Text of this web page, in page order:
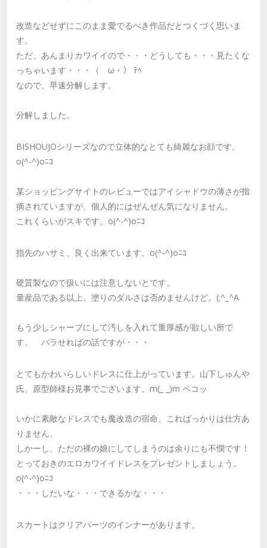
改造などせずにこのまま愛でるべき作品だとつくづく思いま
す。
ただ、あんまりカワイイので・・・どうしても・・・見たくな
っちゃいます・・・（ゝω・） ﾃﾍ
なので、早速分解します。
分解しました。
BISHOUJOシリーズなので立体的なとても綺麗なお顔です。
o(^-^)oﾆｺ
某ショッピングサイトのレビューではアイシャドウの薄さが指
摘されていますが、個人的にはぜんぜん気になりません。
これくらいがスキです。o(^-^)oﾆｺ
指先のハサミ、良く出来ています。o(^-^)oﾆｺ
硬質製なので扱いには注意しないとです。
量産品である以上、塗りのダルさは否めませんけど。(;^_^A
もう少しシャープにして汚しを入れて重厚感が欲しい所で
す。 バラせればの話ですが・・・
とてもかわいらしいドレスに仕上がっています。山下しゅんや
氏、原型師様お見事でございます。m(_ _)m ペコッ
いかに素敵なドレスでも魔改造の宿命、こればっかりは仕方あ
りません。
しかーし、ただの裸の娘にしてしまうのは余りにも不憫です！
とっておきのエロカワイイドレスをプレゼントしましょう。
o(^-^)oﾆｺ
・・・したいな・・・できるかな・・・
スカートはクリアパーツのインナーがあります。